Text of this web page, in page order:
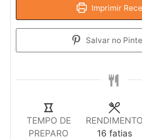
Imprimir
Salvar no
TEMPO DE
PREPARO
RENDIMENTO
16 fatias